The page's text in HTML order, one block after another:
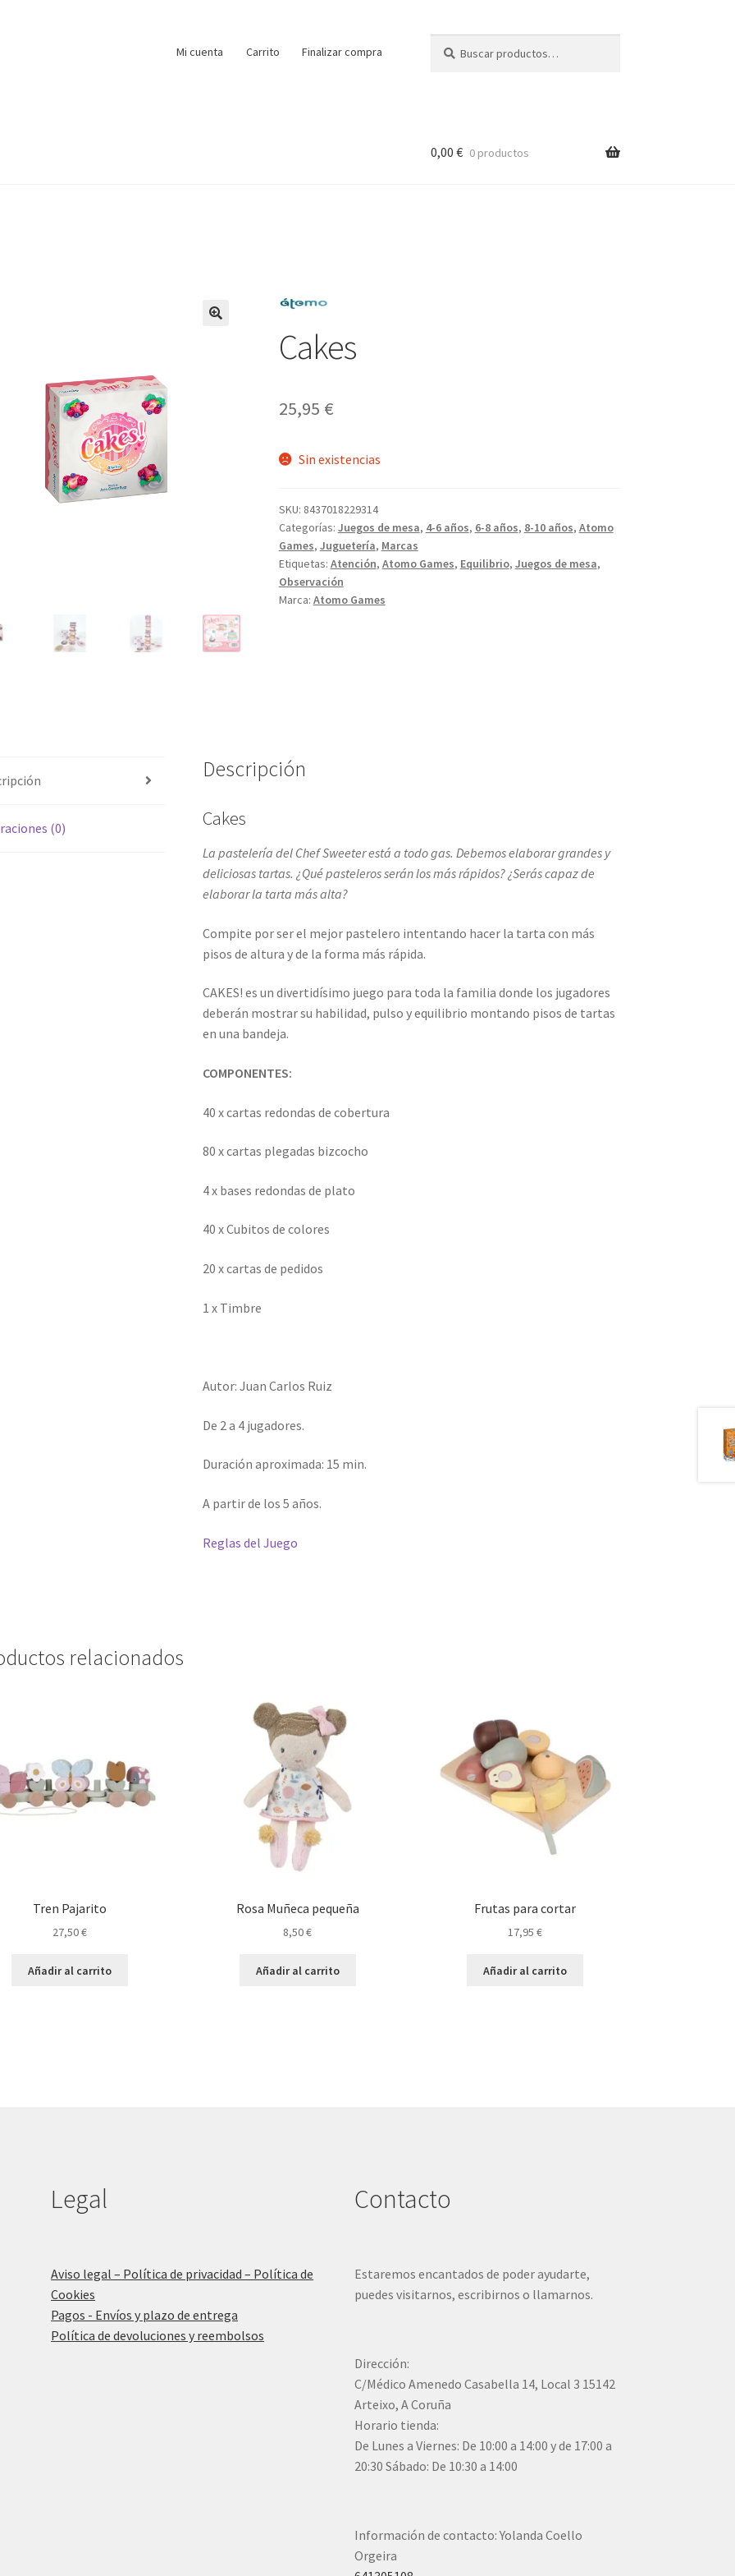
Mi cuenta Carrito Finalizar compra
por:
0,00 € 0 productos
Cakes
25,95 €
Sin existencias
SKU: 8437018229314
Categorías: Juegos de mesa, 4-6 años, 6-8 años, 8-10 años, Atomo
Games, Juguetería, Marcas
Etiquetas: Atención, Atomo Games, Equilibrio, Juegos de mesa,
Observación
Marca: Atomo Games
(0)
Descripción
Cakes
La pastelería del Chef Sweeter está a todo gas. Debemos elaborar grandes y
deliciosas tartas. ¿Qué pasteleros serán los más rápidos? ¿Serás capaz de
elaborar la tarta más alta?
Compite por ser el mejor pastelero intentando hacer la tarta con más
pisos de altura y de la forma más rápida.
CAKES! es un divertidísimo juego para toda la familia donde los jugadores
deberán mostrar su habilidad, pulso y equilibrio montando pisos de tartas
en una bandeja.
COMPONENTES:
40 x cartas redondas de cobertura
80 x cartas plegadas bizcocho
4 x bases redondas de plato
40 x Cubitos de colores
20 x cartas de pedidos
1 x Timbre
Autor: Juan Carlos Ruiz
De 2 a 4 jugadores.
Duración aproximada: 15 min.
A partir de los 5 años.
Reglas del Juego
relacionados
Tren Pajarito
27,50€
Añadir al carrito
Rosa Muñeca pequeña
8,50€
Añadir al carrito
Frutas para cortar
17,95€
Añadir al carrito
Legal
Aviso legal – Política de privacidad – Política de
Cookies
Pagos - Envíos y plazo de entrega
Política de devoluciones y reembolsos
Contacto
Estaremos encantados de poder ayudarte,
puedes visitarnos, escribirnos o llamarnos.
Dirección:
C/Médico Amenedo Casabella 14, Local 3 15142
Arteixo, A Coruña
Horario tienda:
De Lunes a Viernes: De 10:00 a 14:00 y de 17:00 a
20:30 Sábado: De 10:30 a 14:00
Información de contacto: Yolanda Coello
Orgeira